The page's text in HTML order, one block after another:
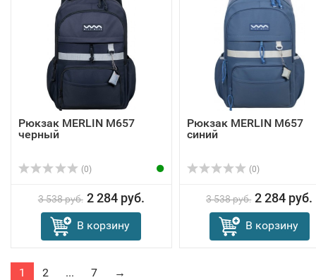
Рюкзак MERLIN M657
черный
(0)
3 538 руб. 2 284 руб.
В корзину
Рюкзак MERLIN M657
синий
(0)
3 538 руб. 2 284 руб.
В корзину
1 2 ... 7 →